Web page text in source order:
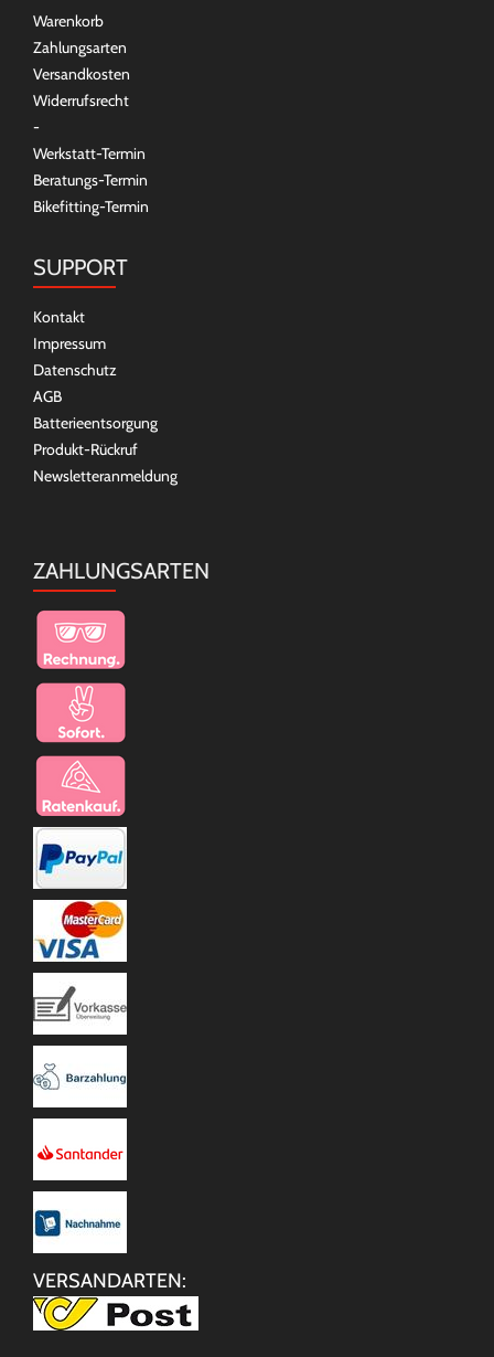
Warenkorb
Zahlungsarten
Versandkosten
Widerrufsrecht
-
Werkstatt-Termin
Beratungs-Termin
Bikefitting-Termin
SUPPORT
Kontakt
Impressum
Datenschutz
AGB
Batterieentsorgung
Produkt-Rückruf
Newsletteranmeldung
ZAHLUNGSARTEN
VERSANDARTEN: